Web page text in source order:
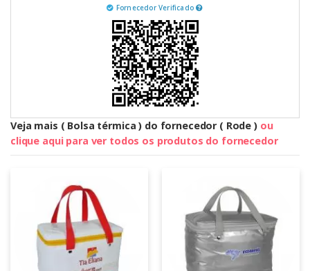
Fornecedor Verificado
Veja mais ( Bolsa térmica ) do fornecedor ( Rode ) ou
clique aqui para ver todos os produtos do fornecedor